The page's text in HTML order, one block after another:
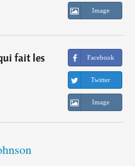
Image
fait les
Facebook
Twitter
Image